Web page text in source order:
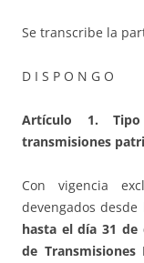
Se transcribe la
D I S P O N G O
Artículo 1.
transmisiones
Con vigencia
devengados
hasta el día 31 de
de Transmisiones